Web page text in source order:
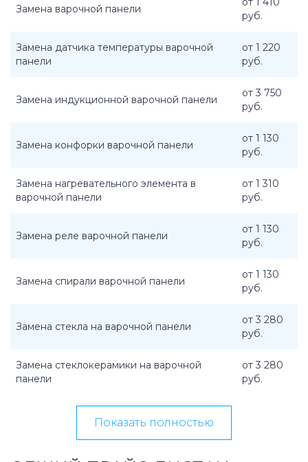
Замена варочной панели
руб.
Замена датчика температуры варочной
панели
от 1 220
руб.
Замена индукционной варочной панели
от 3 750
руб.
Замена конфорки варочной панели
от 1 130
руб.
Замена нагревательного элемента в
варочной панели
от 1 310
руб.
Замена реле варочной панели
от 1 130
руб.
Замена спирали варочной панели
от 1 130
руб.
Замена стекла на варочной панели
от 3 280
руб.
Замена стеклокерамики на варочной
панели
от 3 280
руб.
Показать полностью